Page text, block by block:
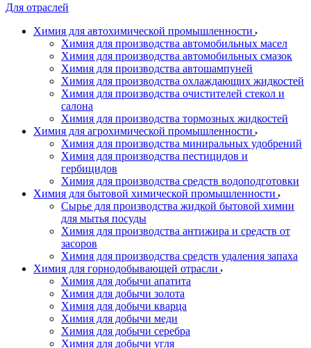
Для отраслей
Химия для автохимической промышленности
Химия для производства автомобильных масел
Химия для производства автомобильных смазок
Химия для производства автошампуней
Химия для производства охлаждающих жидкостей
Химия для производства очистителей стекол и
салона
Химия для производства тормозных жидкостей
Химия для агрохимической промышленности
Химия для производства миниральных удобрений
Химия для производства пестицидов и
гербицидов
Химия для производства средств водоподготовки
Химия для бытовой химической промышленности
Сырье для производства жидкой бытовой химии
для мытья посуды
Химия для производства антижира и средств от
засоров
Химия для производства средств удаления запаха
Химия для горнодобывающей отрасли
Химия для добычи апатита
Химия для добычи золота
Химия для добычи кварца
Химия для добычи меди
Химия для добычи серебра
Химия для добычи угля